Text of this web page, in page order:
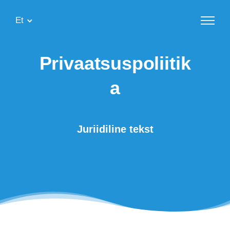
Et
Privaatsuspoliitik
a
Juriidiline tekst